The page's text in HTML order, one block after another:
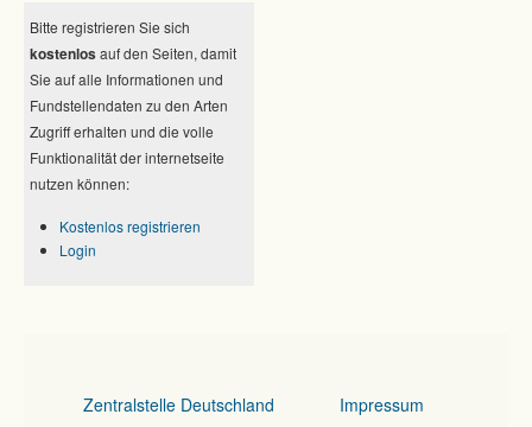
Bitte registrieren Sie sich
kostenlos auf den Seiten, damit
Sie auf alle Informationen und
Fundstellendaten zu den Arten
Zugriff erhalten und die volle
Funktionalität der internetseite
nutzen können:
Kostenlos registrieren
Login
Zentralstelle Deutschland Impressum